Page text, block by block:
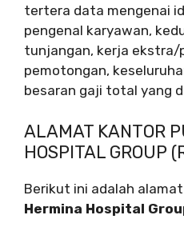
tertera data mengenai
pengenal karyawan,
tunjangan, kerja ekstra/
pemotongan,
besaran gaji total yang
ALAMAT KANTOR
HOSPITAL GROUP
Berikut ini adalah
Hermina Hospital